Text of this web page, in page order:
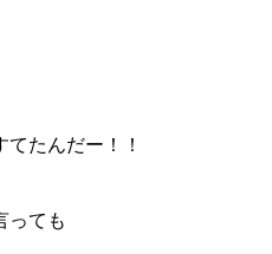
たんだー！！
っても